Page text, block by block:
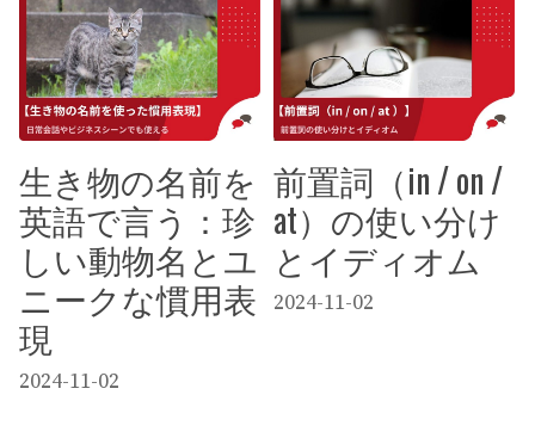
生き物の名前を
英語で言う：珍
しい動物名とユ
ニークな慣用表
現
2024-11-02
前置詞（in / on /
at）の使い分け
とイディオム
2024-11-02